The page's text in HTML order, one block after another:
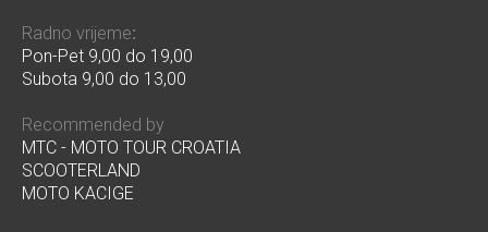
Radno vrijeme:
Pon-Pet 9,00 do 19,00
Subota 9,00 do 13,00
Recommended by
MTC - MOTO TOUR CROATIA
SCOOTERLAND
MOTO KACIGE